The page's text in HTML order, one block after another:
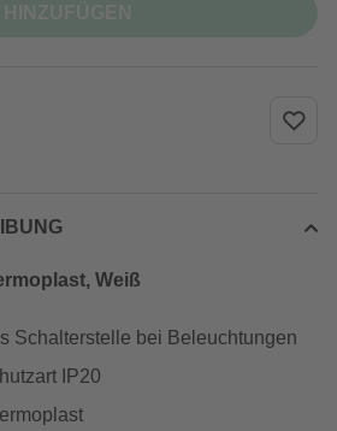
Weiß
Schalterstelle bei Beleuchtungen
IP20